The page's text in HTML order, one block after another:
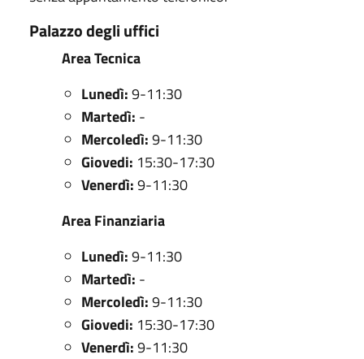
Palazzo degli uffici
Area Tecnica
Lunedì:9-11:30
Martedì: -
Mercoledì:9-11:30
Giovedi: 15:30-17:30
Venerdì:9-11:30
Area Finanziaria
Lunedì:9-11:30
Martedì: -
Mercoledì:9-11:30
Giovedi: 15:30-17:30
Venerdì:9-11:30